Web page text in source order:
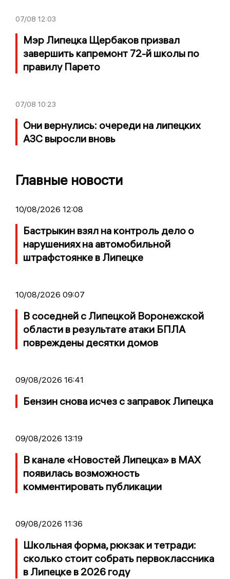
07/08 12:03
Мэр Липецка Щербаков призвал
завершить капремонт 72-й школы по
правилу Парето
07/08 10:23
Они вернулись: очереди на липецких
АЗС выросли вновь
Главные новости
10/08/2026 12:08
Бастрыкин взял на контроль дело о
нарушениях на автомобильной
штрафстоянке в Липецке
10/08/2026 09:07
В соседней с Липецкой Воронежской
области в результате атаки БПЛА
повреждены десятки домов
09/08/2026 16:41
Бензин снова исчез с заправок Липецка
09/08/2026 13:19
В канале «Новостей Липецка» в MAX
появилась возможность
комментировать публикации
09/08/2026 11:36
Школьная форма, рюкзак и тетради:
сколько стоит собрать первоклассника
в Липецке в 2026 году